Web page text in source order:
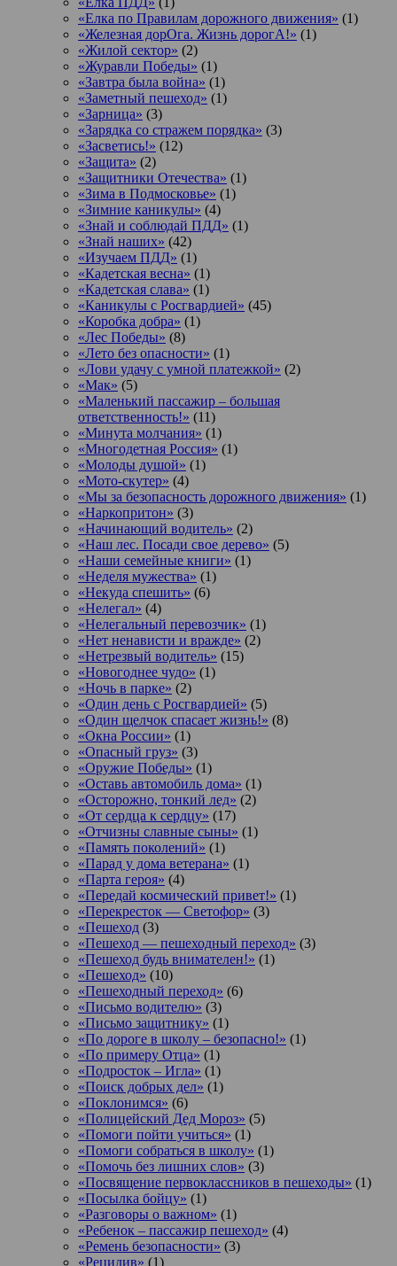
«Елка по Правилам дорожного движения» (1)
«Железная дорОга. Жизнь дорогА!» (1)
«Жилой сектор» (2)
«Журавли Победы» (1)
«Завтра была война» (1)
«Заметный пешеход» (1)
«Зарница» (3)
«Зарядка со стражем порядка» (3)
«Засветись!» (12)
«Защита» (2)
«Защитники Отечества» (1)
«Зима в Подмосковье» (1)
«Зимние каникулы» (4)
«Знай и соблюдай ПДД» (1)
«Знай наших» (42)
«Изучаем ПДД» (1)
«Кадетская весна» (1)
«Кадетская слава» (1)
«Каникулы с Росгвардией» (45)
«Коробка добра» (1)
«Лес Победы» (8)
«Лето без опасности» (1)
«Лови удачу с умной платежкой» (2)
«Мак» (5)
«Маленький пассажир – большая
ответственность!» (11)
«Минута молчания» (1)
«Многодетная Россия» (1)
«Молоды душой» (1)
«Мото-скутер» (4)
«Мы за безопасность дорожного движения» (1)
«Наркопритон» (3)
«Начинающий водитель» (2)
«Наш лес. Посади свое дерево» (5)
«Наши семейные книги» (1)
«Неделя мужества» (1)
«Некуда спешить» (6)
«Нелегал» (4)
«Нелегальный перевозчик» (1)
«Нет ненависти и вражде» (2)
«Нетрезвый водитель» (15)
«Новогоднее чудо» (1)
«Ночь в парке» (2)
«Один день с Росгвардией» (5)
«Один щелчок спасает жизнь!» (8)
«Окна России» (1)
«Опасный груз» (3)
«Оружие Победы» (1)
«Оставь автомобиль дома» (1)
«Осторожно, тонкий лед» (2)
«От сердца к сердцу» (17)
«Отчизны славные сыны» (1)
«Память поколений» (1)
«Парад у дома ветерана» (1)
«Парта героя» (4)
«Передай космический привет!» (1)
«Перекресток — Светофор» (3)
«Пешеход (3)
«Пешеход — пешеходный переход» (3)
«Пешеход будь внимателен!» (1)
«Пешеход» (10)
«Пешеходный переход» (6)
«Письмо водителю» (3)
«Письмо защитнику» (1)
«По дороге в школу – безопасно!» (1)
«По примеру Отца» (1)
«Подросток ‒ Игла» (1)
«Поиск добрых дел» (1)
«Поклонимся» (6)
«Полицейский Дед Мороз» (5)
«Помоги пойти учиться» (1)
«Помоги собраться в школу» (1)
«Помочь без лишних слов» (3)
«Посвящение первоклассников в пешеходы» (1)
«Посылка бойцу» (1)
«Разговоры о важном» (1)
«Ребенок – пассажир пешеход» (4)
«Ремень безопасности» (3)
«Рецидив» (1)